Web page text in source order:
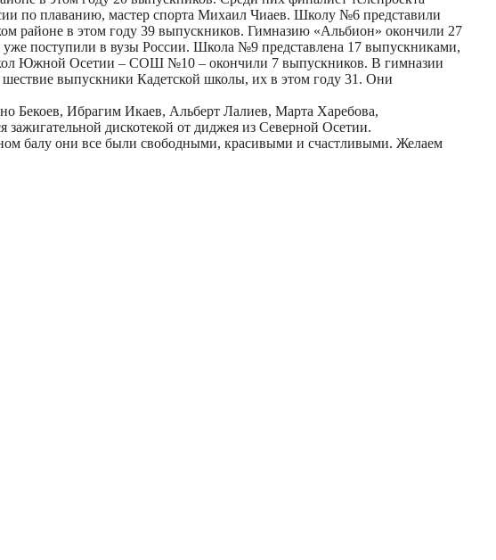
по плаванию, мастер спорта Михаил Чиаев. Школу №6 представили
районе в этом году 39 выпускников. Гимназию «Альбион» окончили 27
поступили в вузы России. Школа №9 представлена 17 выпускниками,
Южной Осетии – СОШ №10 – окончили 7 выпускников. В гимназии
выпускники Кадетской школы, их в этом году 31. Они
Бекоев, Ибрагим Икаев, Альберт Лалиев, Марта Харебова,
дискотекой от диджея из Северной Осетии.
балу они все были свободными, красивыми и счастливыми. Желаем